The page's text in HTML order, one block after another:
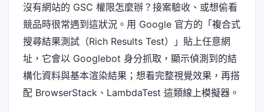
沒有網站的 GSC 權限怎麼辦？接案驗收、或想偷看
競品時很常遇到這狀況。用 Google 官方的「複合式
搜尋結果測試（Rich Results Test）」貼上任意網
址，它會以 Googlebot 身分抓取，顯示偵測到的結
構化資料與基本渲染結果；想看完整視覺效果，再搭
配 BrowserStack、LambdaTest 這類線上模擬器。